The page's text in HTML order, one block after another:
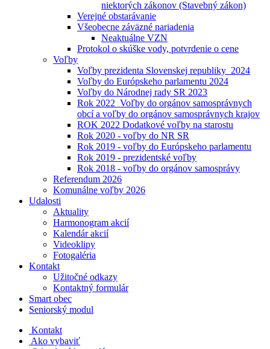
niektorých zákonov (Stavebný zákon)
Verejné obstarávanie
Všeobecne záväzné nariadenia
Neaktuálne VZN
Protokol o skúške vody, potvrdenie o cene
Voľby
Voľby prezidenta Slovenskej republiky_2024
Voľby do Európskeho parlamentu 2024
Voľby do Národnej rady SR 2023
Rok 2022_Voľby do orgánov samosprávnych
obcí a voľby do orgánov samosprávnych krajov
ROK 2022 Dodatkové voľby na starostu
Rok 2020 - voľby do NR SR
Rok 2019 - voľby do Európskeho parlamentu
Rok 2019 - prezidentské voľby
Rok 2018 - voľby do orgánov samosprávy
Referendum 2026
Komunálne voľby 2026
Udalosti
Aktuality
Harmonogram akcií
Kalendár akcií
Videoklipy
Fotogaléria
Kontakt
Užitočné odkazy
Kontaktný formulár
Smart obec
Seniorský modul
Kontakt
Ako vybaviť